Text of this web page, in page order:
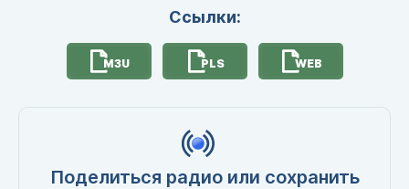
Ссылки:
M3U PLS WEB
Поделиться радио или сохранить